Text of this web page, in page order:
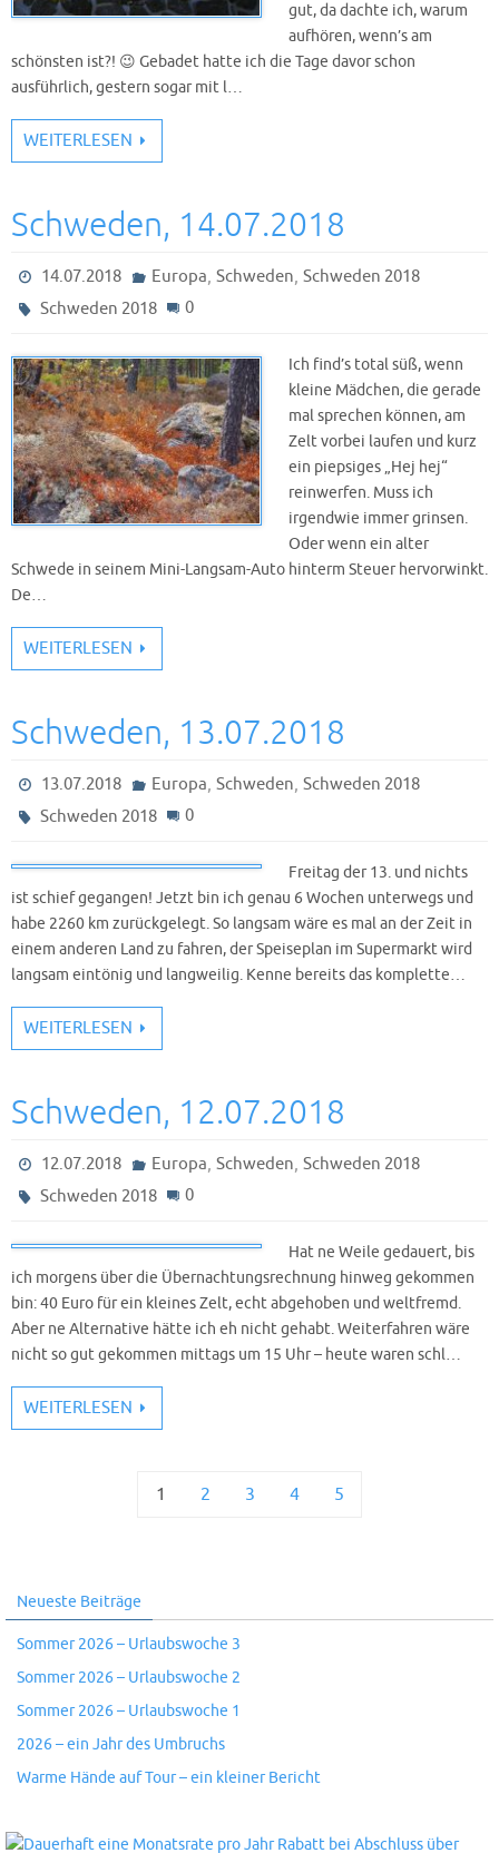
gut, da dachte ich, warum
aufhören, wenn’s am
schönsten ist?! 😉 Gebadet hatte ich die Tage davor schon
ausführlich, gestern sogar mit l…
WEITERLESEN
Schweden, 14.07.2018
14.07.2018 Europa, Schweden, Schweden 2018
Schweden 2018
0
Ich find’s total süß, wenn
kleine Mädchen, die gerade
mal sprechen können, am
Zelt vorbei laufen und kurz
ein piepsiges „Hej hej“
reinwerfen. Muss ich
irgendwie immer grinsen.
Oder wenn ein alter
Schwede in seinem Mini-Langsam-Auto hinterm Steuer hervorwinkt.
De…
WEITERLESEN
Schweden, 13.07.2018
13.07.2018 Europa, Schweden, Schweden 2018
Schweden 2018
0
Freitag der 13. und nichts
ist schief gegangen! Jetzt bin ich genau 6 Wochen unterwegs und
habe 2260 km zurückgelegt. So langsam wäre es mal an der Zeit in
einem anderen Land zu fahren, der Speiseplan im Supermarkt wird
langsam eintönig und langweilig. Kenne bereits das komplette…
WEITERLESEN
Schweden, 12.07.2018
12.07.2018 Europa, Schweden, Schweden 2018
Schweden 2018
0
Hat ne Weile gedauert, bis
ich morgens über die Übernachtungsrechnung hinweg gekommen
bin: 40 Euro für ein kleines Zelt, echt abgehoben und weltfremd.
Aber ne Alternative hätte ich eh nicht gehabt. Weiterfahren wäre
nicht so gut gekommen mittags um 15 Uhr – heute waren schl…
WEITERLESEN
1 2 3 4 5
Neueste Beiträge
Sommer 2026 – Urlaubswoche 3
Sommer 2026 – Urlaubswoche 2
Sommer 2026 – Urlaubswoche 1
2026 – ein Jahr des Umbruchs
Warme Hände auf Tour – ein kleiner Bericht